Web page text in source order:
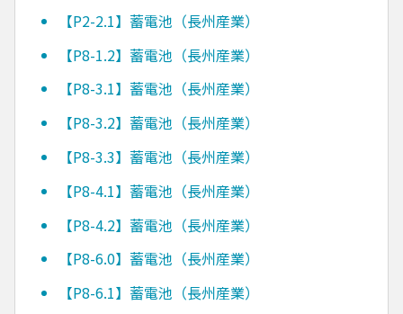
【P2-2.1】蓄電池（長州産業）
【P8-1.2】蓄電池（長州産業）
【P8-3.1】蓄電池（長州産業）
【P8-3.2】蓄電池（長州産業）
【P8-3.3】蓄電池（長州産業）
【P8-4.1】蓄電池（長州産業）
【P8-4.2】蓄電池（長州産業）
【P8-6.0】蓄電池（長州産業）
【P8-6.1】蓄電池（長州産業）